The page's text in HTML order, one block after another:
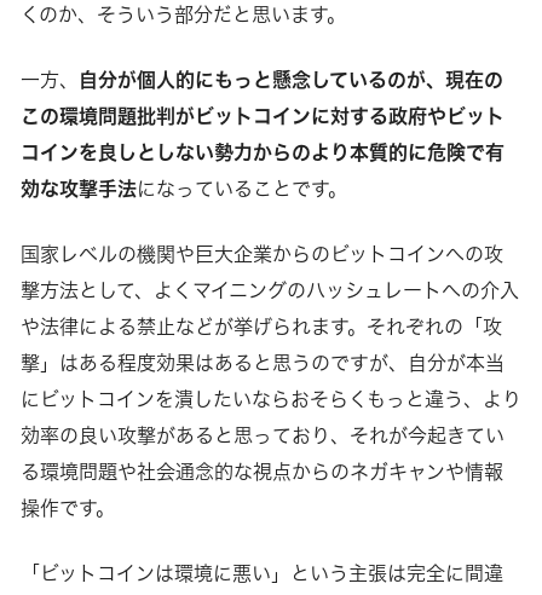
くのか、そういう部分だと思います。
一方、
自分が個人的にもっと懸念しているのが、現在の
この環境問題批判がビットコインに対する政府やビット
コインを良しとしない勢力からのより本質的に危険で有
効な攻撃手法になっていることです。
国家レベルの機関や巨大企業からのビットコインへの攻
撃方法として、よくマイニングのハッシュレートへの介入
や法律による禁止などが挙げられます。それぞれの「攻
撃」はある程度効果はあると思うのですが、自分が本当
にビットコインを潰したいならおそらくもっと違う、より
効率の良い攻撃があると思っており、それが今起きてい
る環境問題や社会通念的な視点からのネガキャンや情報
操作です。
「ビットコインは環境に悪い」という主張は完全に間違